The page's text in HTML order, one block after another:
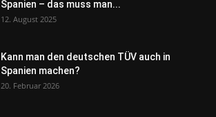
Spanien – das muss man...
12. August 2025
Kann man den deutschen TÜV auch in
Spanien machen?
20. Februar 2026